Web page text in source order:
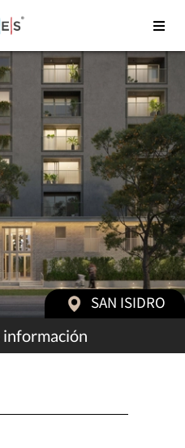
SAN ISIDRO
información